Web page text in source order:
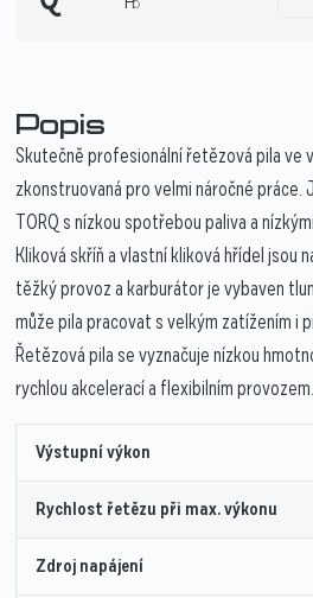
Popis
Skutečně profesionální řetězová pila ve
zkonstruovaná pro velmi náročné práce.
TORQ s nízkou spotřebou paliva a
Kliková skříň a vlastní kliková hřídel jsou
těžký provoz a karburátor je vybaven
může pila pracovat s velkým zatížením i
Řetězová pila se vyznačuje nízkou
rychlou akcelerací a flexibilním provozem.
Výstupní výkon
Rychlost řetězu při max. výkonu
Zdroj napájení